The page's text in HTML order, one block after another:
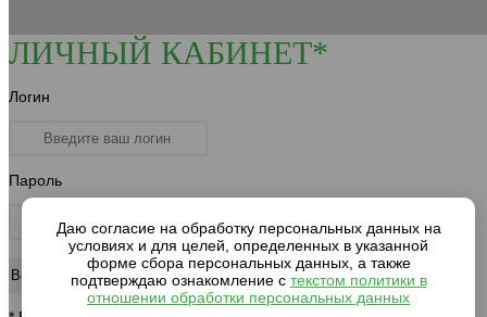
ЛИЧНЫЙ КАБИНЕТ*
Логин
Пароль
Даю согласие на обработку персональных данных на
условиях и для целей, определенных в указанной
форме сбора персональных данных, а также
подтверждаю ознакомление с текстом политики в
отношении обработки персональных данных